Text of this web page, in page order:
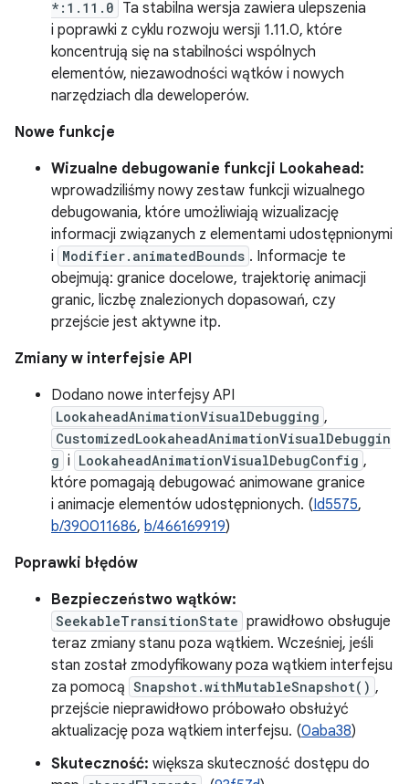
*:1.11.0 Ta stabilna wersja zawiera ulepszenia
i poprawki z cyklu rozwoju wersji 1.11.0, które
koncentrują się na stabilności wspólnych
elementów, niezawodności wątków i nowych
narzędziach dla deweloperów.
Nowe funkcje
Wizualne debugowanie funkcji Lookahead:
wprowadziliśmy nowy zestaw funkcji wizualnego
debugowania, które umożliwiają wizualizację
informacji związanych z elementami udostępnionymi
i Modifier.animatedBounds . Informacje te
obejmują: granice docelowe, trajektorię animacji
granic, liczbę znalezionych dopasowań, czy
przejście jest aktywne itp.
Zmiany w interfejsie API
Dodano nowe interfejsy API
LookaheadAnimationVisualDebugging ,
CustomizedLookaheadAnimationVisualDebuggin
g i LookaheadAnimationVisualDebugConfig ,
które pomagają debugować animowane granice
i animacje elementów udostępnionych. (Id5575,
b/390011686, b/466169919)
Poprawki błędów
Bezpieczeństwo wątków:
SeekableTransitionState prawidłowo obsługuje
teraz zmiany stanu poza wątkiem. Wcześniej, jeśli
stan został zmodyfikowany poza wątkiem interfejsu
za pomocą Snapshot.withMutableSnapshot() ,
przejście nieprawidłowo próbowało obsłużyć
aktualizację poza wątkiem interfejsu. (0aba38)
Skuteczność: większa skuteczność dostępu do